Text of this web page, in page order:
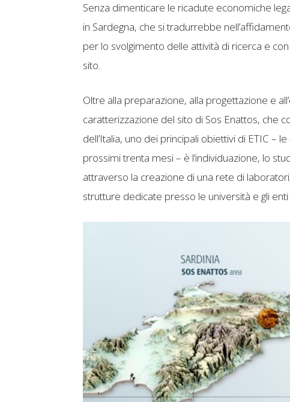
Senza dimenticare le ricadute economiche
in Sardegna, che si tradurrebbe
per lo svolgimento delle attività di ricerca e
sito.
Oltre alla preparazione, alla progettazione e
caratterizzazione del sito di Sos Enattos, che
dell’Italia, uno dei principali obiettivi di ETIC –
prossimi trenta mesi – è l’individuazione, lo
attraverso la creazione di una rete di
strutture dedicate presso le università e gli